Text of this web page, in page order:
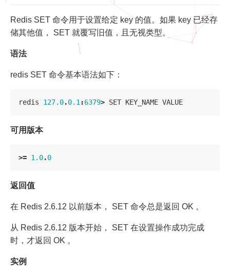
Redis SET 命令用于设置给定 key 的值。如果 key 已经存
储其他值， SET 就覆写旧值，且无视类型。
语法
redis SET 命令基本语法如下：
redis 127.0.0.1 :6379> SET KEY_NAME VALUE
可用版本
>= 1.0.0
返回值
在 Redis 2.6.12 以前版本， SET 命令总是返回 OK 。
从 Redis 2.6.12 版本开始， SET 在设置操作成功完成
时，才返回 OK 。
实例